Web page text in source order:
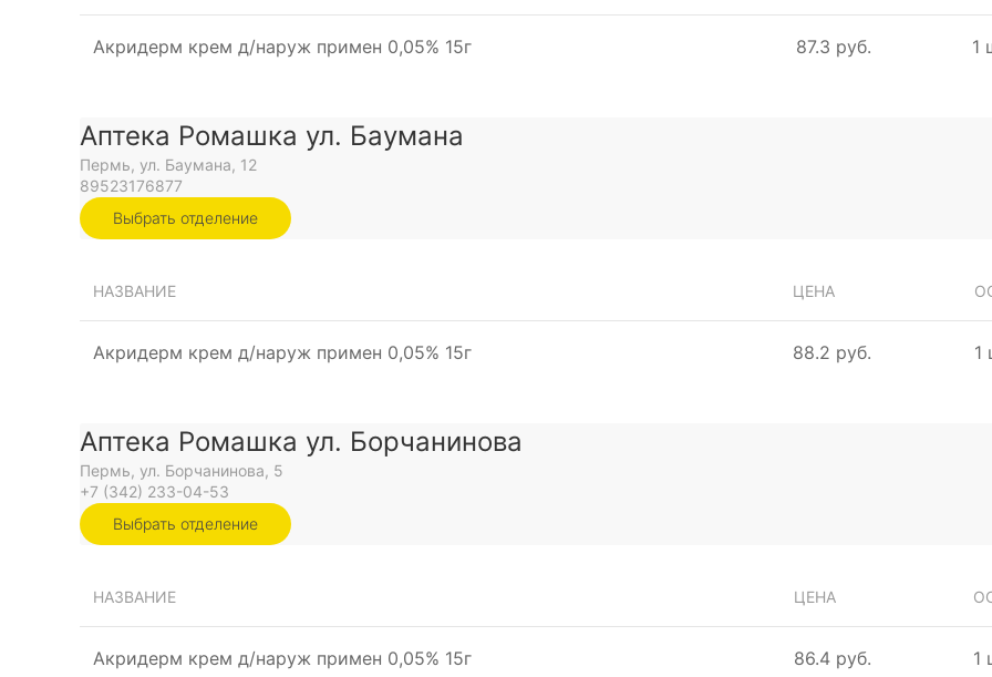
Акридерм крем д/наруж примен 0,05% 15г 87.3 руб. 1
Аптека Ромашка ул. Баумана
Пермь, ул. Баумана, 12
89523176877
Выбрать отделение
НАЗВАНИЕ ЦЕНА
Акридерм крем д/наруж примен 0,05% 15г 88.2 руб. 1
Аптека Ромашка ул. Борчанинова
Пермь, ул. Борчанинова, 5
+7 (342) 233-04-53
Выбрать отделение
НАЗВАНИЕ ЦЕНА
Акридерм крем д/наруж примен 0,05% 15г 86.4 руб. 1